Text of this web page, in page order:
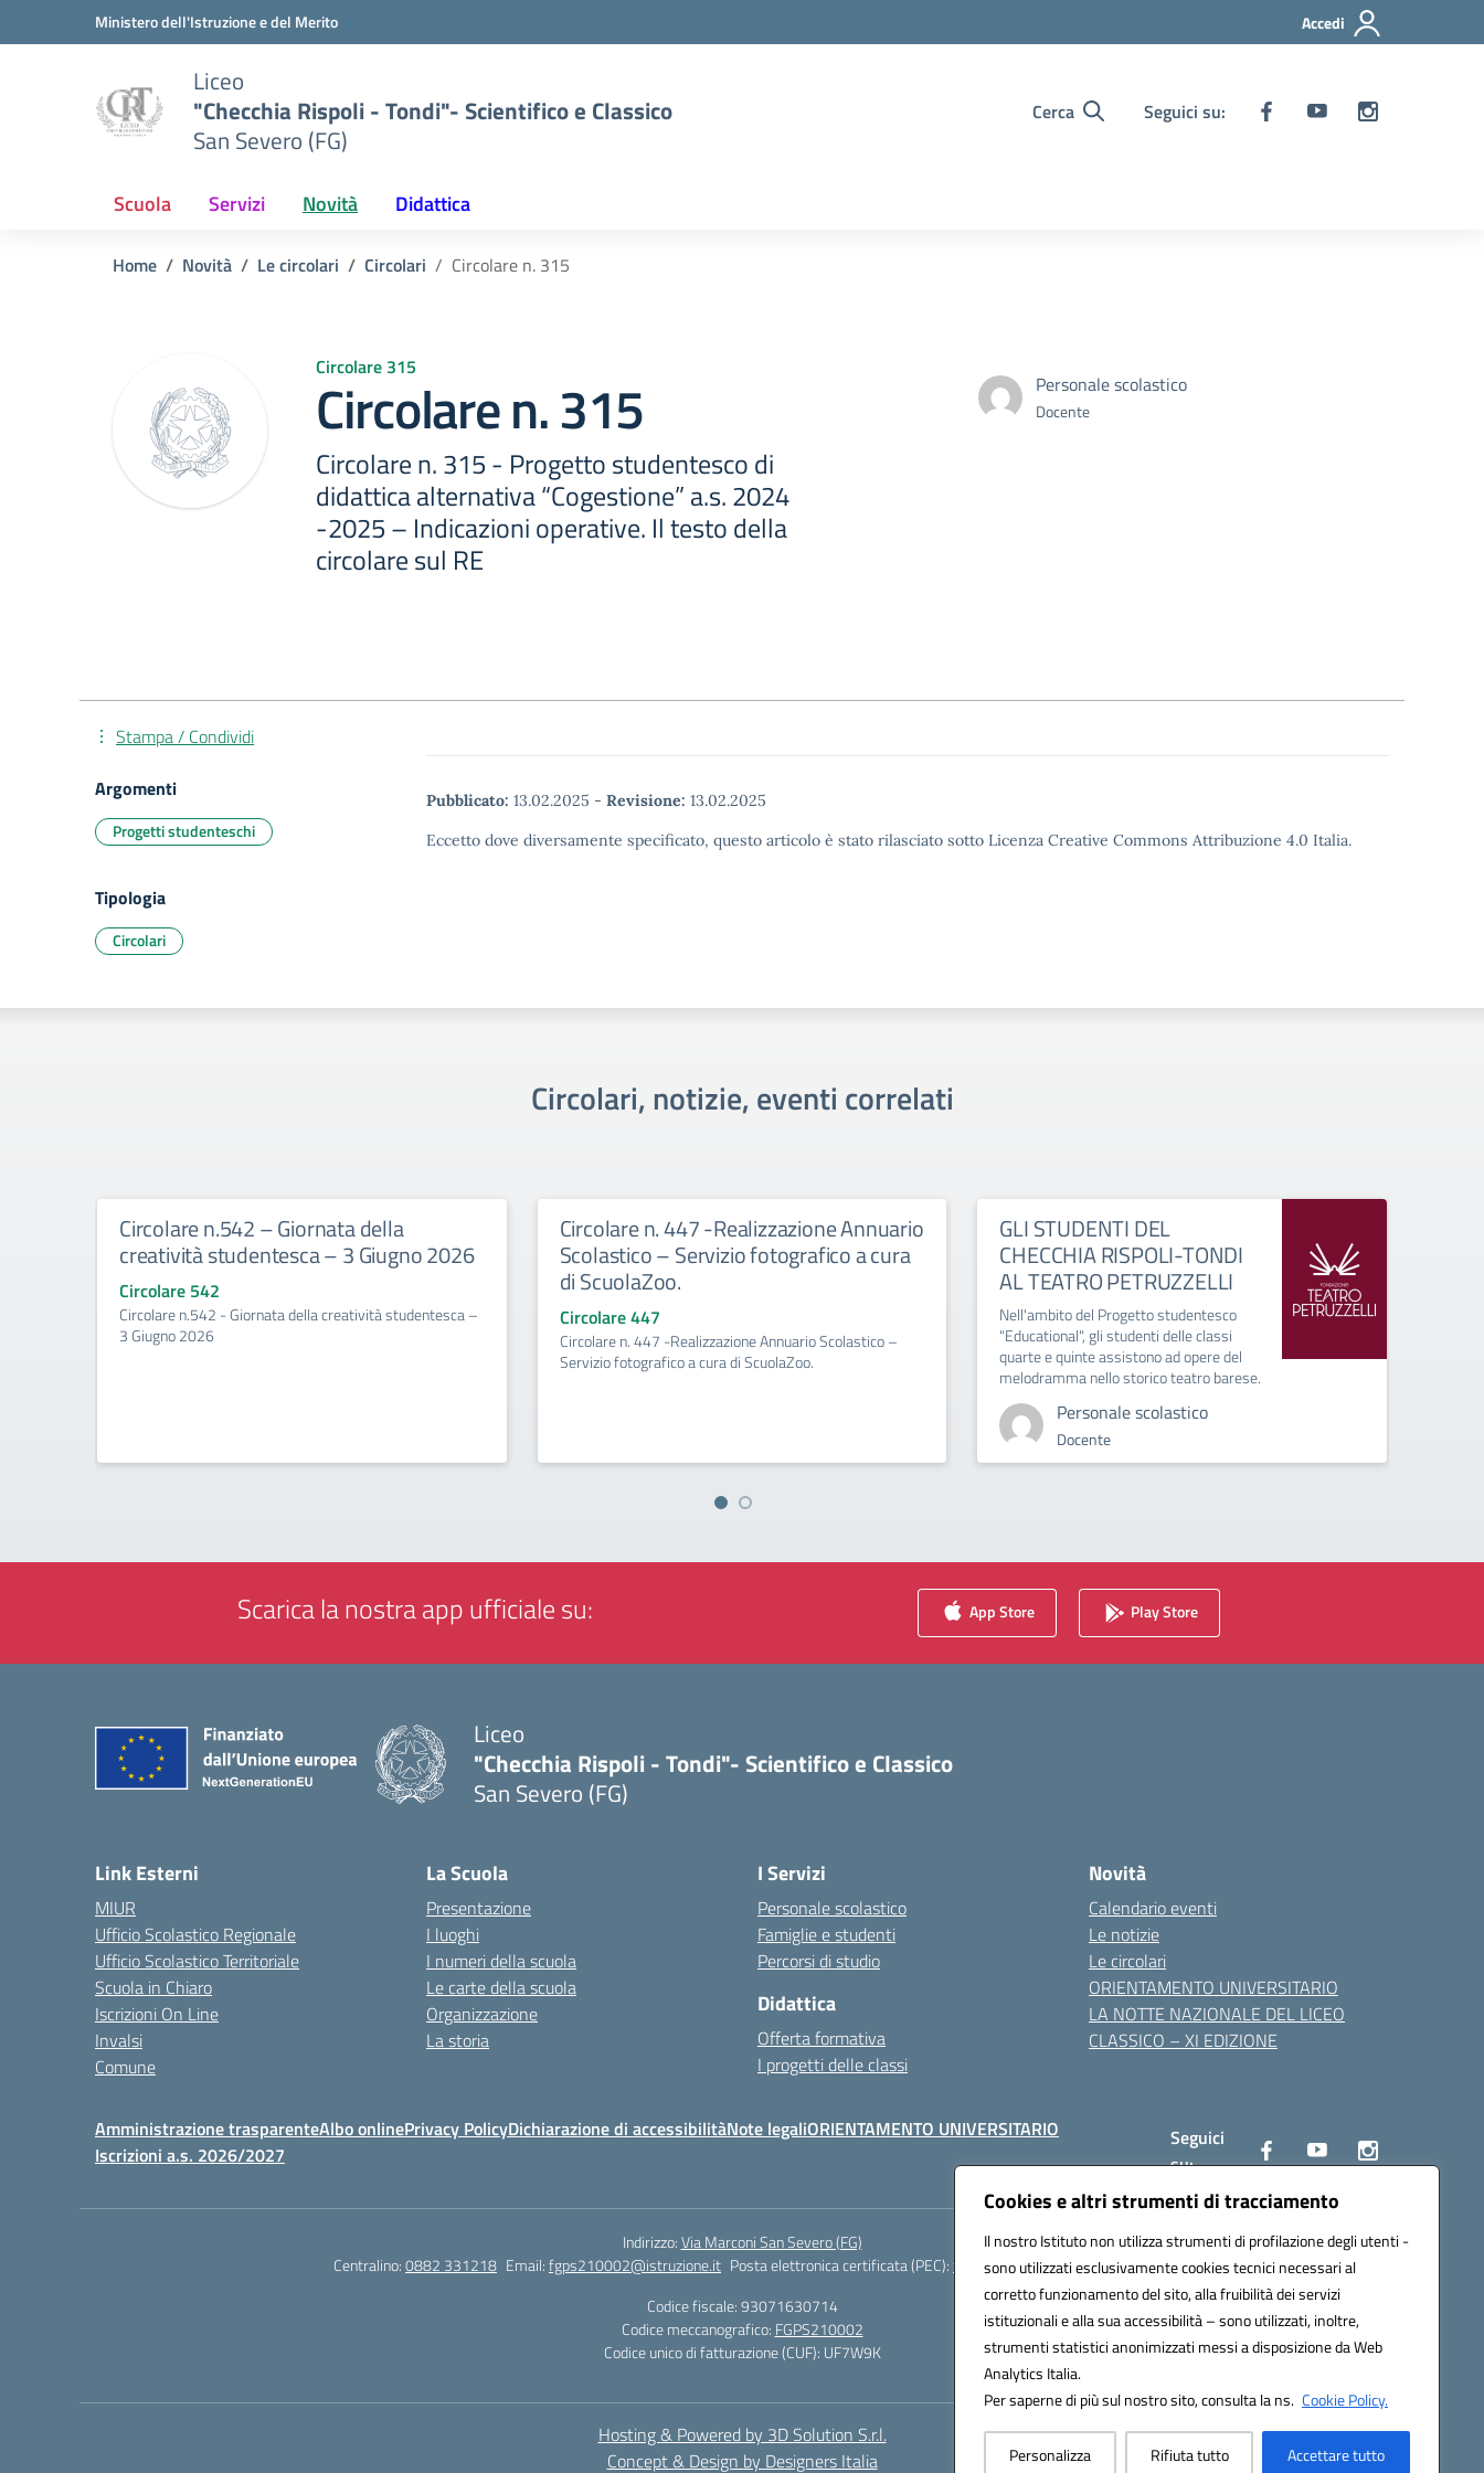
Cookies e altri strumenti di tracciamento
Il nostro Istituto non utilizza strumenti di profilazione degli utenti -
sono utilizzati esclusivamente cookies tecnici necessari al
corretto funzionamento del sito, alla fruibilità dei servizi
istituzionali e alla sua accessibilità – sono utilizzati, inoltre,
strumenti statistici anonimizzati messi a disposizione da Web
Analytics Italia.
Per saperne di più sul nostro sito, consulta la ns. Cookie Policy.
Personalizza Rifiuta tutto Accettare tutto
Vai ai contenuti
Vai al menu di navigazioneMinistero dell'Istruzione e del Merito Accedi
Liceo
"Checchia Rispoli - Tondi"- Scientifico e Classico
San Severo (FG)
Cerca Seguici su:
Scuola Servizi Novità Didattica
Home Novità Le circolari Circolari Circolare n. 315
Circolare 315
Circolare n. 315
Circolare n. 315 - Progetto studentesco di
didattica alternativa “Cogestione” a.s. 2024
-2025 – Indicazioni operative. Il testo della
circolare sul RE
Personale scolastico
Docente
Pubblicato: 13.02.2025 - Revisione: 13.02.2025
Eccetto dove diversamente specificato, questo articolo è stato rilasciato sotto Licenza Creative Commons Attribuzione 4.0 Italia.
Stampa / Condividi
Argomenti
Progetti studenteschi
Tipologia
Circolari
Circolari, notizie, eventi correlati
Circolare n.542 – Giornata della
creatività studentesca – 3 Giugno 2026
Circolare 542
Circolare n.542 - Giornata della creatività studentesca –
3 Giugno 2026
Circolare n. 447 -Realizzazione Annuario
Scolastico – Servizio fotografico a cura
di ScuolaZoo.
Circolare 447
Circolare n. 447 -Realizzazione Annuario Scolastico –
Servizio fotografico a cura di ScuolaZoo.
GLI STUDENTI DEL
CHECCHIA RISPOLI-TONDI
AL TEATRO PETRUZZELLI
Nell'ambito del Progetto studentesco
"Educational", gli studenti delle classi
quarte e quinte assistono ad opere del
melodramma nello storico teatro barese.
Personale scolastico
Docente
Scarica la nostra app ufficiale su: App Store Play Store
Liceo
"Checchia Rispoli - Tondi"- Scientifico e Classico
San Severo (FG)
Link Esterni
MIUR
Ufficio Scolastico Regionale
Ufficio Scolastico Territoriale
Scuola in Chiaro
Iscrizioni On Line
Invalsi
Comune
La Scuola
Presentazione
I luoghi
I numeri della scuola
Le carte della scuola
Organizzazione
La storia
I Servizi
Personale scolastico
Famiglie e studenti
Percorsi di studio
Didattica
Offerta formativa
I progetti delle classi
Novità
Calendario eventi
Le notizie
Le circolari
ORIENTAMENTO UNIVERSITARIO
LA NOTTE NAZIONALE DEL LICEO
CLASSICO – XI EDIZIONE
Amministrazione trasparenteAlbo onlinePrivacy PolicyDichiarazione di accessibilitàNote legaliORIENTAMENTO UNIVERSITARIO
Iscrizioni a.s. 2026/2027
Seguici
su:
Indirizzo:Via Marconi San Severo (FG)
Centralino:0882 331218 Email:fgps210002@istruzione.it Posta elettronica certificata (PEC):fgps210002@pec.istruzione.it
Codice fiscale: 93071630714
Codice meccanografico: FGPS210002
Codice unico di fatturazione (CUF): UF7W9K
Hosting & Powered by 3D Solution S.r.l.
Concept & Design by Designers Italia